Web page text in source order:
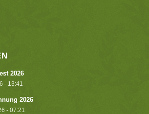
2026
- 13:41
2026
- 07:21